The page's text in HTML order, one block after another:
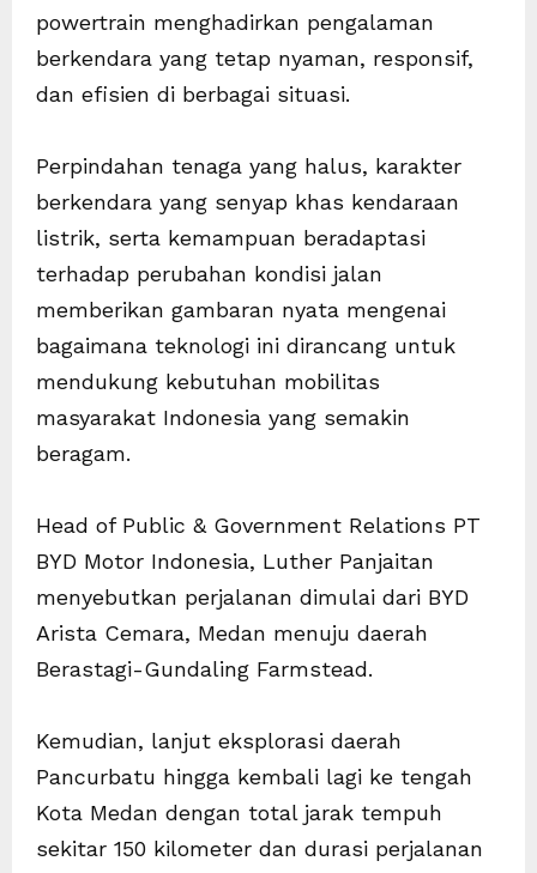
powertrain menghadirkan pengalaman
berkendara yang tetap nyaman, responsif,
dan efisien di berbagai situasi.
Perpindahan tenaga yang halus, karakter
berkendara yang senyap khas kendaraan
listrik, serta kemampuan beradaptasi
terhadap perubahan kondisi jalan
memberikan gambaran nyata mengenai
bagaimana teknologi ini dirancang untuk
mendukung kebutuhan mobilitas
masyarakat Indonesia yang semakin
beragam.
Head of Public & Government Relations PT
BYD Motor Indonesia, Luther Panjaitan
menyebutkan perjalanan dimulai dari BYD
Arista Cemara, Medan menuju daerah
Berastagi-Gundaling Farmstead.
Kemudian, lanjut eksplorasi daerah
Pancurbatu hingga kembali lagi ke tengah
Kota Medan dengan total jarak tempuh
sekitar 150 kilometer dan durasi perjalanan